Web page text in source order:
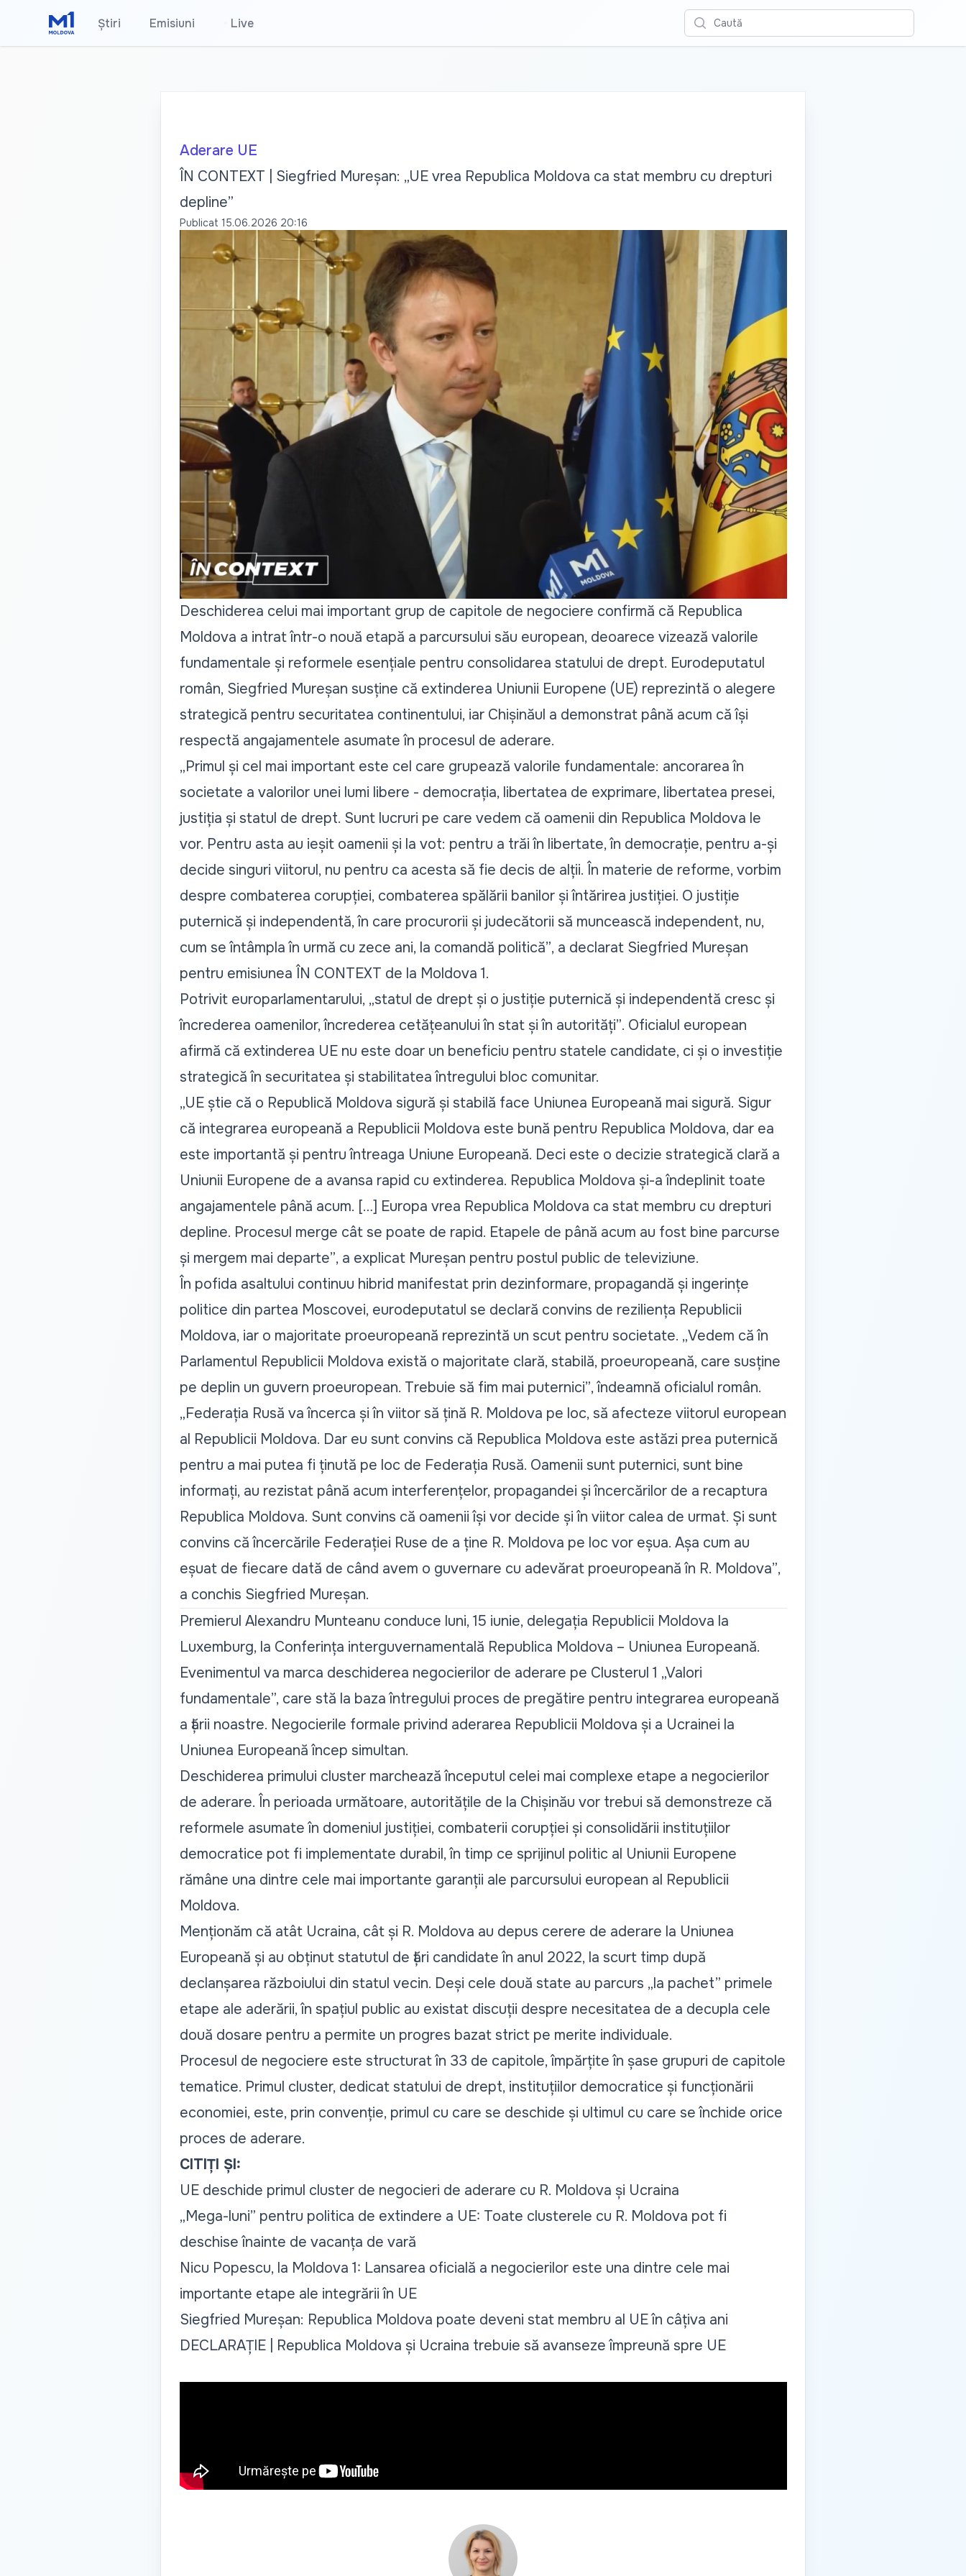
Știri Emisiuni Live Caută
Aderare UE
ÎN CONTEXT | Siegfried Mureșan: „UE vrea Republica Moldova ca stat membru cu drepturi
depline”
Publicat 15.06.2026 20:16
Deschiderea celui mai important grup de capitole de negociere confirmă că Republica
Moldova a intrat într-o nouă etapă a parcursului său european, deoarece vizează valorile
fundamentale și reformele esențiale pentru consolidarea statului de drept. Eurodeputatul
român, Siegfried Mureșan susține că extinderea Uniunii Europene (UE) reprezintă o alegere
strategică pentru securitatea continentului, iar Chișinăul a demonstrat până acum că își
respectă angajamentele asumate în procesul de aderare.
„Primul și cel mai important este cel care grupează valorile fundamentale: ancorarea în
societate a valorilor unei lumi libere - democrația, libertatea de exprimare, libertatea presei,
justiția și statul de drept. Sunt lucruri pe care vedem că oamenii din Republica Moldova le
vor. Pentru asta au ieșit oamenii și la vot: pentru a trăi în libertate, în democrație, pentru a-și
decide singuri viitorul, nu pentru ca acesta să fie decis de alții. În materie de reforme, vorbim
despre combaterea corupției, combaterea spălării banilor și întărirea justiției. O justiție
puternică și independentă, în care procurorii și judecătorii să muncească independent, nu,
cum se întâmpla în urmă cu zece ani, la comandă politică”, a declarat Siegfried Mureșan
pentru emisiunea ÎN CONTEXT de la Moldova 1.
Potrivit europarlamentarului, „statul de drept și o justiție puternică și independentă cresc și
încrederea oamenilor, încrederea cetățeanului în stat și în autorități”. Oficialul european
afirmă că extinderea UE nu este doar un beneficiu pentru statele candidate, ci și o investiție
strategică în securitatea și stabilitatea întregului bloc comunitar.
„UE știe că o Republică Moldova sigură și stabilă face Uniunea Europeană mai sigură. Sigur
că integrarea europeană a Republicii Moldova este bună pentru Republica Moldova, dar ea
este importantă și pentru întreaga Uniune Europeană. Deci este o decizie strategică clară a
Uniunii Europene de a avansa rapid cu extinderea. Republica Moldova și-a îndeplinit toate
angajamentele până acum. […] Europa vrea Republica Moldova ca stat membru cu drepturi
depline. Procesul merge cât se poate de rapid. Etapele de până acum au fost bine parcurse
și mergem mai departe”, a explicat Mureșan pentru postul public de televiziune.
În pofida asaltului continuu hibrid manifestat prin dezinformare, propagandă și ingerințe
politice din partea Moscovei, eurodeputatul se declară convins de reziliența Republicii
Moldova, iar o majoritate proeuropeană reprezintă un scut pentru societate. „Vedem că în
Parlamentul Republicii Moldova există o majoritate clară, stabilă, proeuropeană, care susține
pe deplin un guvern proeuropean. Trebuie să fim mai puternici”, îndeamnă oficialul român.
„Federația Rusă va încerca și în viitor să țină R. Moldova pe loc, să afecteze viitorul european
al Republicii Moldova. Dar eu sunt convins că Republica Moldova este astăzi prea puternică
pentru a mai putea fi ținută pe loc de Federația Rusă. Oamenii sunt puternici, sunt bine
informați, au rezistat până acum interferențelor, propagandei și încercărilor de a recaptura
Republica Moldova. Sunt convins că oamenii își vor decide și în viitor calea de urmat. Și sunt
convins că încercările Federației Ruse de a ține R. Moldova pe loc vor eșua. Așa cum au
eșuat de fiecare dată de când avem o guvernare cu adevărat proeuropeană în R. Moldova”,
a conchis Siegfried Mureșan.
Premierul Alexandru Munteanu conduce luni, 15 iunie, delegația Republicii Moldova la
Luxemburg, la Conferința interguvernamentală Republica Moldova – Uniunea Europeană.
Evenimentul va marca deschiderea negocierilor de aderare pe Clusterul 1 „Valori
fundamentale”, care stă la baza întregului proces de pregătire pentru integrarea europeană
a țării noastre. Negocierile formale privind aderarea Republicii Moldova și a Ucrainei la
Uniunea Europeană încep simultan.
Deschiderea primului cluster marchează începutul celei mai complexe etape a negocierilor
de aderare. În perioada următoare, autoritățile de la Chișinău vor trebui să demonstreze că
reformele asumate în domeniul justiției, combaterii corupției și consolidării instituțiilor
democratice pot fi implementate durabil, în timp ce sprijinul politic al Uniunii Europene
rămâne una dintre cele mai importante garanții ale parcursului european al Republicii
Moldova.
Menționăm că atât Ucraina, cât și R. Moldova au depus cerere de aderare la Uniunea
Europeană și au obținut statutul de țări candidate în anul 2022, la scurt timp după
declanșarea războiului din statul vecin. Deși cele două state au parcurs „la pachet” primele
etape ale aderării, în spațiul public au existat discuții despre necesitatea de a decupla cele
două dosare pentru a permite un progres bazat strict pe merite individuale.
Procesul de negociere este structurat în 33 de capitole, împărțite în șase grupuri de capitole
tematice. Primul cluster, dedicat statului de drept, instituțiilor democratice și funcționării
economiei, este, prin convenție, primul cu care se deschide și ultimul cu care se închide orice
proces de aderare.
CITIȚI ȘI:
UE deschide primul cluster de negocieri de aderare cu R. Moldova și Ucraina
„Mega-luni” pentru politica de extindere a UE: Toate clusterele cu R. Moldova pot fi
deschise înainte de vacanța de vară
Nicu Popescu, la Moldova 1: Lansarea oficială a negocierilor este una dintre cele mai
importante etape ale integrării în UE
Siegfried Mureșan: Republica Moldova poate deveni stat membru al UE în câțiva ani
DECLARAȚIE | Republica Moldova și Ucraina trebuie să avanseze împreună spre UE